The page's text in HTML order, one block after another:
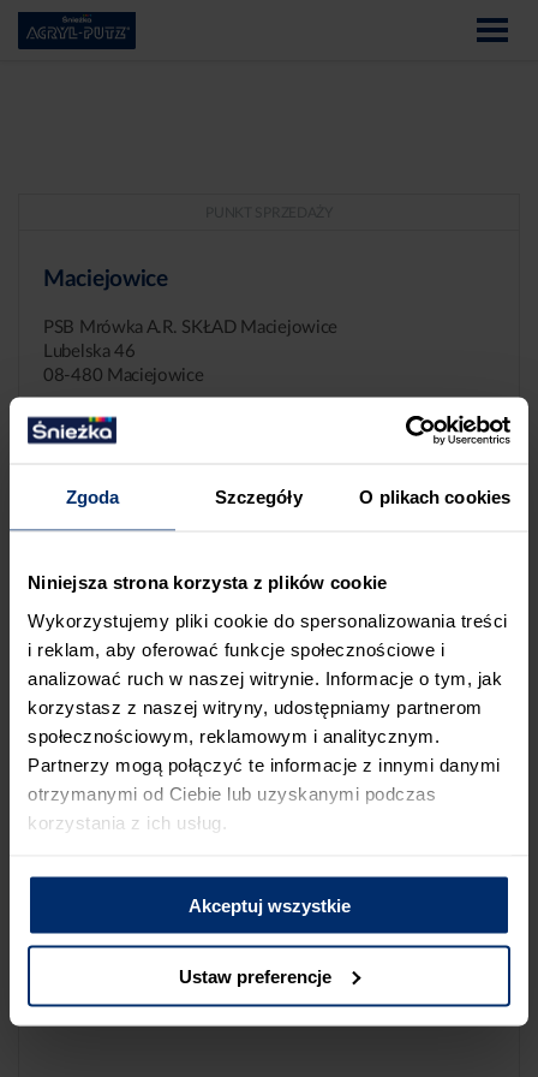
Zgoda Szczegóły O plikach cookies
Niniejsza strona korzysta z plików cookie
Wykorzystujemy pliki cookie do spersonalizowania treści
i reklam, aby oferować funkcje społecznościowe i
analizować ruch w naszej witrynie. Informacje o tym, jak
korzystasz z naszej witryny, udostępniamy partnerom
społecznościowym, reklamowym i analitycznym.
Partnerzy mogą połączyć te informacje z innymi danymi
otrzymanymi od Ciebie lub uzyskanymi podczas
korzystania z ich usług.
Akceptuj wszystkie
Ustaw preferencje
Maciejowice
PSB Mrówka A.R. SKŁAD Maciejowice
Lubelska 46
08-480 Maciejowice
Jeśli uważasz, że ten sklep nie powinien znaleźć się na liście
sklepów współpracujących z firmą Śnieżka lub zauważyłeś, że
dane które posiadamy są niepoprawne albo nieaktualne,
możesz zgłosić nam ten fakt przez poniższy formularz:
Powód zgłoszenia
Opis zgłoszenia